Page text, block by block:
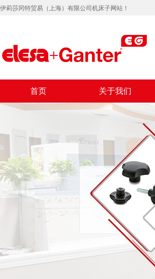
伊莉莎冈特贸易（上海）有限公司机床子网站！
首页 关于我们